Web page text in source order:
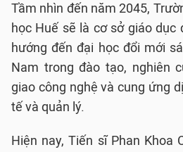
Tầm nhìn đến năm 2045,
học Huế sẽ là cơ sở giáo dục
hướng đến đại học đổi mới
Nam trong đào tạo, nghiên
giao công nghệ và cung ứng
tế và quản lý.
Hiện nay, Tiến sĩ Phan Khoa